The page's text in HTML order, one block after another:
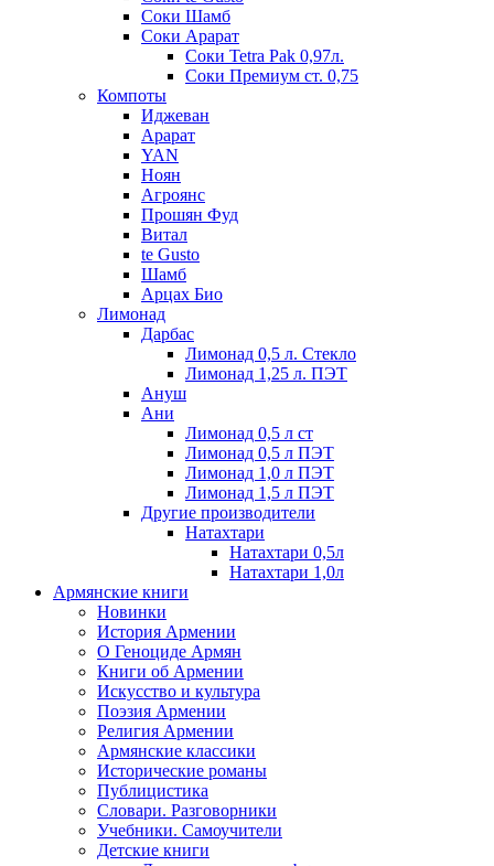
Соки Шамб
Соки Арарат
Соки Tetra Pak 0,97л.
Соки Премиум ст. 0,75
Компоты
Иджеван
Арарат
YAN
Ноян
Агроянс
Прошян Фуд
Витал
te Gusto
Шамб
Арцах Био
Лимонад
Дарбас
Лимонад 0,5 л. Стекло
Лимонад 1,25 л. ПЭТ
Ануш
Ани
Лимонад 0,5 л ст
Лимонад 0,5 л ПЭТ
Лимонад 1,0 л ПЭТ
Лимонад 1,5 л ПЭТ
Другие производители
Натахтари
Натахтари 0,5л
Натахтари 1,0л
Армянские книги
Новинки
История Армении
О Геноциде Армян
Книги об Армении
Иcкусство и культура
Поэзия Армении
Религия Армении
Армянские классики
Исторические романы
Публицистика
Словари. Разговорники
Учебники. Самоучители
Детские книги